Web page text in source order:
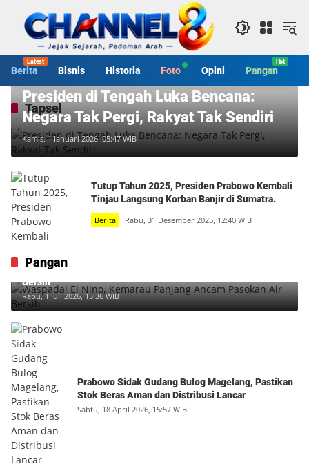
konten
Berita Bisnis Historia Foto Opini Pangan
Tapsel
Presiden di Tengah Luka Bencana:
Negara Tak Pergi, Rakyat Tak Sendiri
Kamis, 1 Januari 2026, 05:47 WIB
Tutup Tahun 2025, Presiden Prabowo Kembali
Tinjau Langsung Korban Banjir di Sumatra.
Berita Rabu, 31 Desember 2025, 12:40 WIB
Pangan
Waspadai El Nino, Kemarau Panjang Ancam Pasokan Air
Bersih
Rabu, 1 Juli 2026, 15:36 WIB
Prabowo Sidak Gudang Bulog Magelang, Pastikan
Stok Beras Aman dan Distribusi Lancar
Sabtu, 18 April 2026, 15:57 WIB